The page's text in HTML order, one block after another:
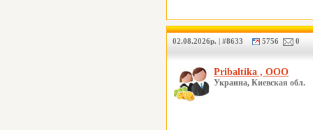
02.08.2026р. | #8633 5756 0
Pribaltika , ООО
Украина, Киевская обл.